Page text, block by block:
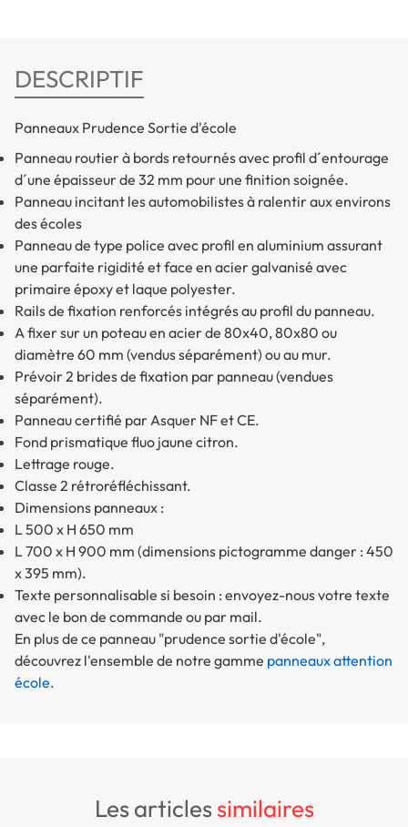
DESCRIPTIF
Panneaux Prudence Sortie d'école
Panneau routier à bords retournés avec profil d´entourage
d´une épaisseur de 32 mm pour une finition soignée.
Panneau incitant les automobilistes à ralentir aux environs
des écoles
Panneau de type police avec profil en aluminium assurant
une parfaite rigidité et face en acier galvanisé avec
primaire époxy et laque polyester.
Rails de fixation renforcés intégrés au profil du panneau.
A fixer sur un poteau en acier de 80x40, 80x80 ou
diamètre 60 mm (vendus séparément) ou au mur.
Prévoir 2 brides de fixation par panneau (vendues
séparément).
Panneau certifié par Asquer NF et CE.
Fond prismatique fluo jaune citron.
Lettrage rouge.
Classe 2 rétroréfléchissant.
Dimensions panneaux :
L 500 x H 650 mm
L 700 x H 900 mm (dimensions pictogramme danger : 450
x 395 mm).
Texte personnalisable si besoin : envoyez-nous votre texte
avec le bon de commande ou par mail.
En plus de ce panneau "prudence sortie d'école",
découvrez l'ensemble de notre gamme panneaux attention
école.
les articlessimilaires